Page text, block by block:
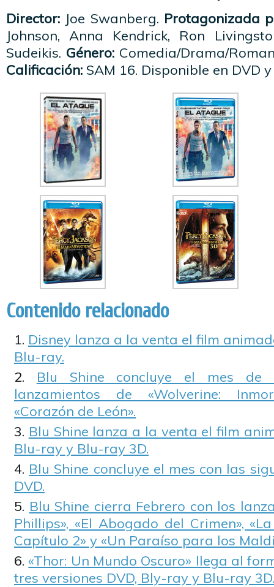
Director: Joe Swanberg. Protagonizada
Johnson, Anna Kendrick, Ron
Sudeikis. Género: Comedia/Drama/
Calificación: SAM 16. Disponible en DVD
Contenido relacionado
Disney lanza a la venta el film
Blu-ray.
Blu Shine concluye el mes de
lanzamientos de «Wolverine:
«Corazón de León».
Blu Shine lanza a la venta el film
Blu-ray y Blu-ray 3D.
Blu Shine concluye el mes con las
DVD.
Blu Shine cierra Febrero con los
Phillips», «El Abogado del Crimen»,
Capítulo 2» y «Un Paraíso para los
«Thor: Un Mundo Oscuro» llega al
tres versiones DVD, Bly-ray y Blu-ray 3D.